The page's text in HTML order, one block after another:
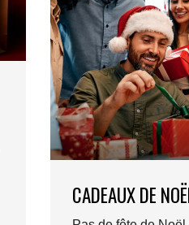
CADEAUX DE